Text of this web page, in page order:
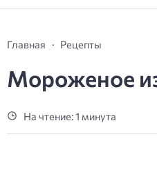
Главная Рецепты
Мороженое
На чтение: 1 минута